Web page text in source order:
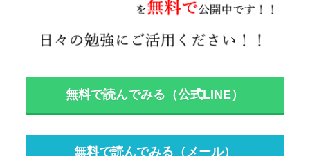
無料で読んでみる（公式LINE）
無料で読んでみる（メール）